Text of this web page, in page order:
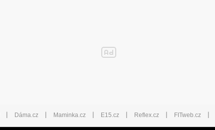
| Dáma.cz | Maminka.cz | E15.cz | Reflex.cz | FITweb.cz |